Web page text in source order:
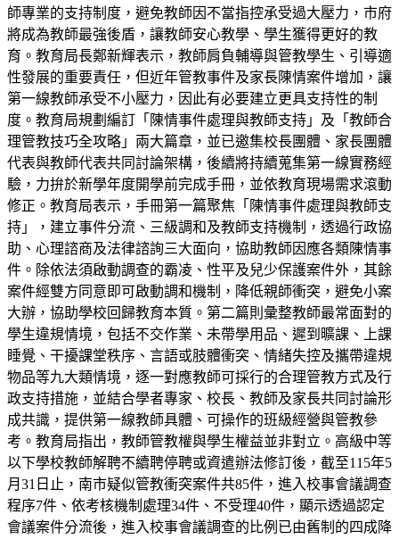
師專業的支持制度，避免教師因不當指控承受過大壓力，市府
將成為教師最強後盾，讓教師安心教學、學生獲得更好的教
育。教育局長鄭新輝表示，教師肩負輔導與管教學生、引導適
性發展的重要責任，但近年管教事件及家長陳情案件增加，讓
第一線教師承受不小壓力，因此有必要建立更具支持性的制
度。教育局規劃編訂「陳情事件處理與教師支持」及「教師合
理管教技巧全攻略」兩大篇章，並已邀集校長團體、家長團體
代表與教師代表共同討論架構，後續將持續蒐集第一線實務經
驗，力拚於新學年度開學前完成手冊，並依教育現場需求滾動
修正。教育局表示，手冊第一篇聚焦「陳情事件處理與教師支
持」，建立事件分流、三級調和及教師支持機制，透過行政協
助、心理諮商及法律諮詢三大面向，協助教師因應各類陳情事
件。除依法須啟動調查的霸凌、性平及兒少保護案件外，其餘
案件經雙方同意即可啟動調和機制，降低親師衝突，避免小案
大辦，協助學校回歸教育本質。第二篇則彙整教師最常面對的
學生違規情境，包括不交作業、未帶學用品、遲到曠課、上課
睡覺、干擾課堂秩序、言語或肢體衝突、情緒失控及攜帶違規
物品等九大類情境，逐一對應教師可採行的合理管教方式及行
政支持措施，並結合學者專家、校長、教師及家長共同討論形
成共識，提供第一線教師具體、可操作的班級經營與管教參
考。教育局指出，教師管教權與學生權益並非對立。高級中等
以下學校教師解聘不續聘停聘或資遣辦法修訂後，截至115年5
月31日止，南市疑似管教衝突案件共85件，進入校事會議調查
程序7件、依考核機制處理34件、不受理40件，顯示透過認定
會議案件分流後，進入校事會議調查的比例已由舊制的四成降